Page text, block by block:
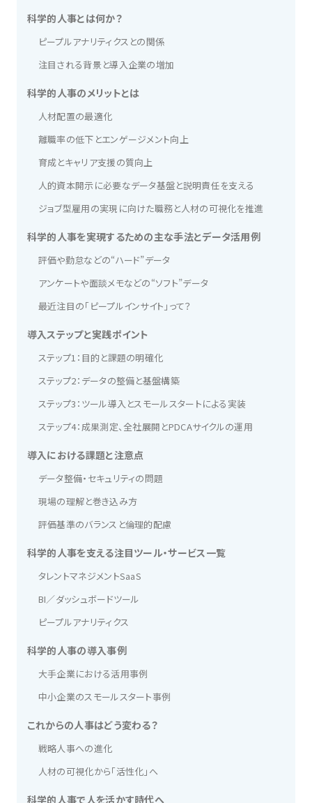
科学的人事とは何か？
ピープルアナリティクスとの関係
注目される背景と導入企業の増加
科学的人事のメリットとは
人材配置の最適化
離職率の低下とエンゲージメント向上
育成とキャリア支援の質向上
人的資本開示に必要なデータ基盤と説明責任を支える
ジョブ型雇用の実現に向けた職務と人材の可視化を推進
科学的人事を実現するための主な手法とデータ活用例
評価や勤怠などの“ハード”データ
アンケートや面談メモなどの“ソフト”データ
最近注目の「ピープルインサイト」って？
導入ステップと実践ポイント
ステップ1：目的と課題の明確化
ステップ2：データの整備と基盤構築
ステップ3：ツール導入とスモールスタートによる実装
ステップ4：成果測定、全社展開とPDCAサイクルの運用
導入における課題と注意点
データ整備・セキュリティの問題
現場の理解と巻き込み方
評価基準のバランスと倫理的配慮
科学的人事を支える注目ツール・サービス一覧
タレントマネジメントSaaS
BI／ダッシュボードツール
ピープルアナリティクス
科学的人事の導入事例
大手企業における活用事例
中小企業のスモールスタート事例
これからの人事はどう変わる？
戦略人事への進化
人材の可視化から「活性化」へ
科学的人事で人を活かす時代へ